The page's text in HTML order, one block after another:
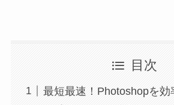
目次
最短最速！Photoshopを効